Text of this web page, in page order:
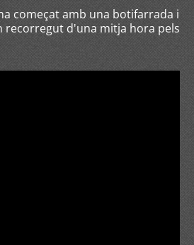
começat amb una botifarrada i
recorregut d'una mitja hora pels